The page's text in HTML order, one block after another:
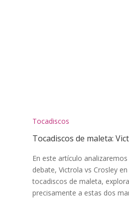
Tocadiscos
Tocadiscos de maleta:
En este artículo
debate, Victrola vs Crosley
tocadiscos de maleta,
precisamente a estas dos